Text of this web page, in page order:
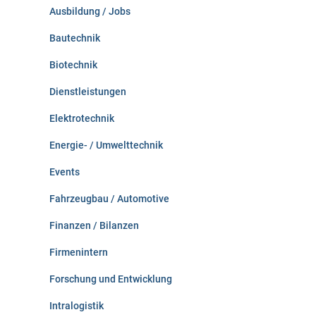
Ausbildung / Jobs
Bautechnik
Biotechnik
Dienstleistungen
Elektrotechnik
Energie- / Umwelttechnik
Events
Fahrzeugbau / Automotive
Finanzen / Bilanzen
Firmenintern
Forschung und Entwicklung
Intralogistik